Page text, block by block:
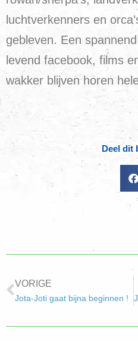
luchtverkenners en
gebleven. Een
levend facebook, films
wakker blijven horen
Deel dit
VORIGE
Jota-Joti gaat bijna beginnen !